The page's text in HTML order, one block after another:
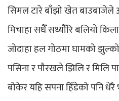
सिमल टारे बाँझो खेत बाउबाजेले
मिचाहा सधैँ सध्यौँरि बलियो
जोदाहा हल गोठमा घामको
पसिना र पौरखले झिलि र मिलि
बोकेर यहि सपना हिँडेको पनि धेरै